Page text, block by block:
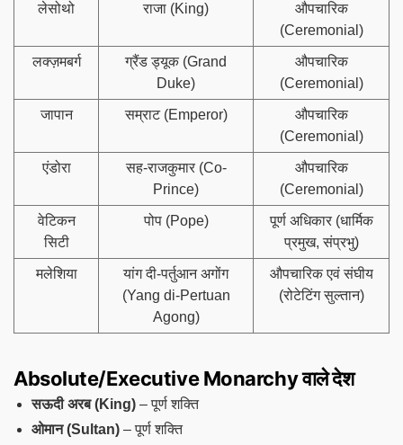
लेसोथो राजा (King)
औपचारिक
(Ceremonial)
लक्ज़मबर्ग
ग्रैंड ड्यूक (Grand
Duke)
औपचारिक
(Ceremonial)
जापान सम्राट (Emperor)
औपचारिक
(Ceremonial)
एंडोरा
सह-राजकुमार (Co-
Prince)
औपचारिक
(Ceremonial)
वेटिकन
सिटी
पोप (Pope)
पूर्ण अधिकार (धार्मिक
प्रमुख, संप्रभु)
मलेशिया
यांग दी-पर्तुआन अगोंग
(Yang di-Pertuan
Agong)
औपचारिक एवं संघीय
(रोटेटिंग सुल्तान)
Absolute/Executive Monarchy वाले देश
सऊदी अरब (King) – पूर्ण शक्ति
ओमान (Sultan) – पूर्ण शक्ति